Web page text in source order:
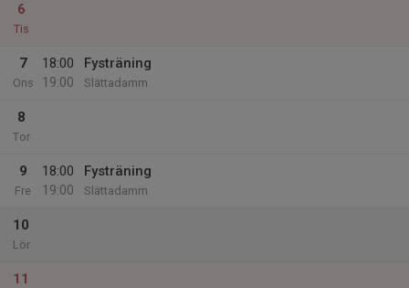
6
Tis
7
Ons
18:00
19:00
Fysträning
Slättadamm
8
Tor
9
Fre
18:00
19:00
Fysträning
Slättadamm
10
Lör
11